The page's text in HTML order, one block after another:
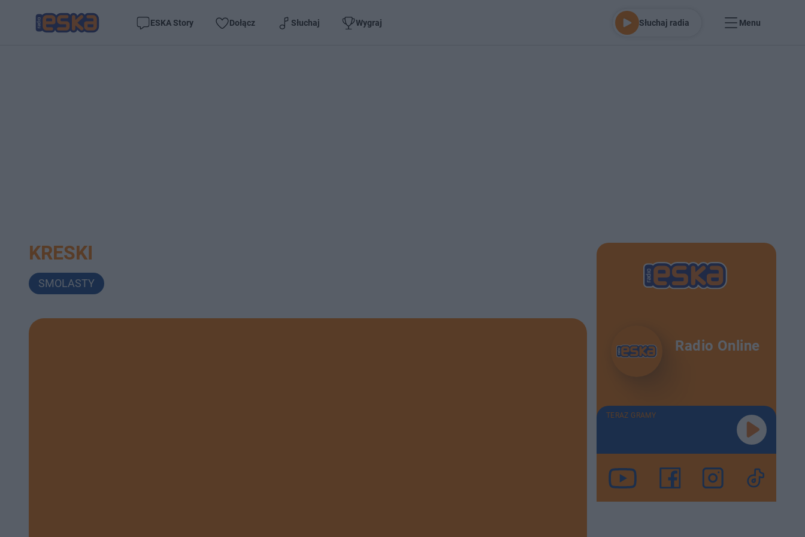
ESKA Story Dołącz Słuchaj Wygraj Słuchaj radia Menu
KRESKI
SMOLASTY
Radio Online
TERAZ GRAMY